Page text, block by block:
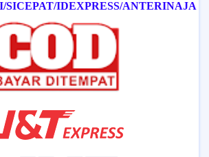
SICEPAT/IDEXPRESS/ANTERINAJA